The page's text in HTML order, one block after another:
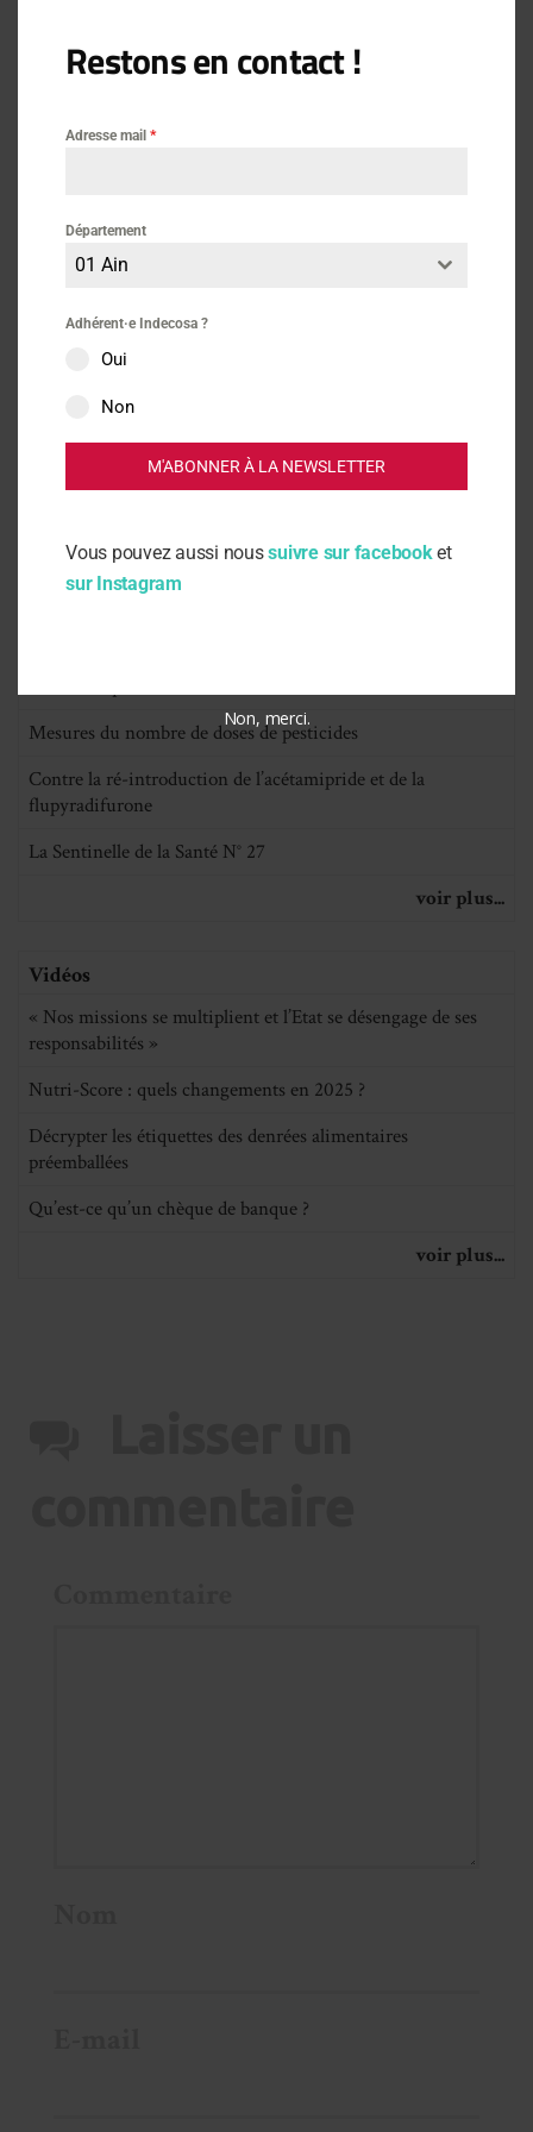
Santé
Mesures du nombre de doses de pesticides
Contre la ré-introduction de l’acétamipride et de la
flupyradifurone
La Sentinelle de la Santé N° 27
voir plus...
Vidéos
« Nos missions se multiplient et l’Etat se désengage de ses
responsabilités »
Nutri-Score : quels changements en 2025 ?
Décrypter les étiquettes des denrées alimentaires
préemballées
Qu’est-ce qu’un chèque de banque ?
voir plus...
Restons en contact !
Adresse mail *
Département
01 Ain
Adhérent·e Indecosa ?
Oui
Non
M'ABONNER À LA NEWSLETTER
Vous pouvez aussi noussuivre sur facebooket
sur Instagram
Non, merci.